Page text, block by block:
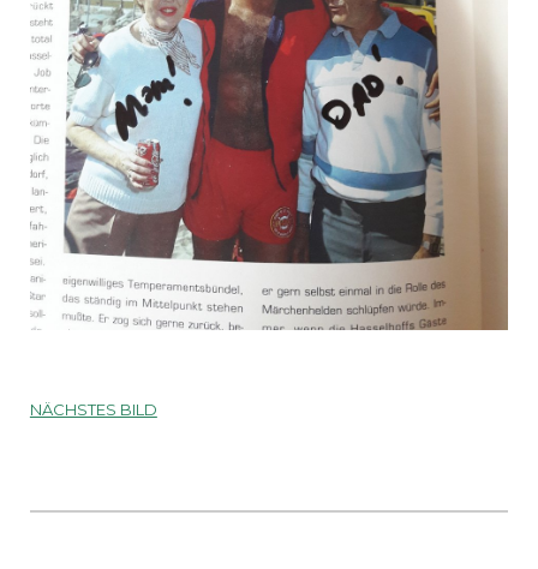
NÄCHSTES BILD